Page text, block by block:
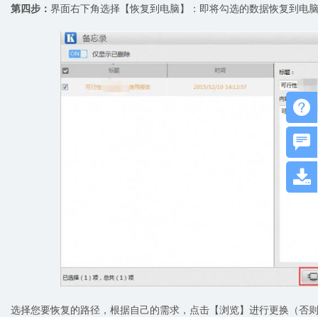
第四步： 界面右下角选择【恢复到电脑】：即将勾选的数据恢复到电
选择您要恢复的路径，根据自己的需求，点击【浏览】进行更换（否


